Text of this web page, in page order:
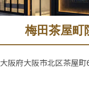
梅田茶屋町
大阪府大阪市北区茶屋町